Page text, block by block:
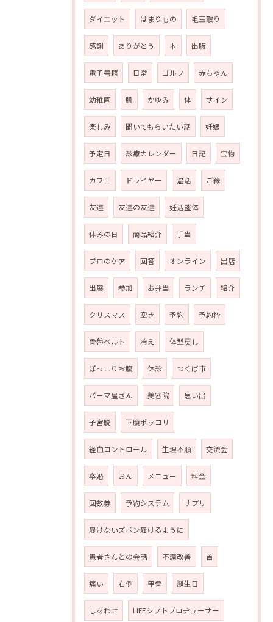
ダイエット はまりもの 毛玉取り
感謝 ありがとう 本 出版
電子書籍 日常 ゴルフ 赤ちゃん
幼稚園 肌 かゆみ 体 サイン
楽しみ 聞いてもらいたい話 妊娠
予定日 診療カレンダー 日記 宝物
カフェ ドライヤー 温活 ご縁
友達 友達の友達 妊活整体
休みの日 商品紹介 手当
プロのケア 回答 オンライン 出店
出展 参加 お弁当 ランチ 紹介
クリスマス 空き 予約 予約枠
骨盤ベルト 冷え 体型戻し
ぽっこりお腹 休診 つくば市
パーマ屋さん 美容院 思い出
子宮脱 下腹ポッコリ
経血コントロール 生理不順 交流会
卒婚 おん メニュー 料金
回数券 予約システム サプリ
履けないズボン履けるように
患者さんとの会話 不調改善 首
痛い 右側 甲骨 誕生日
しあわせ LIFEシフトプロヂューサー